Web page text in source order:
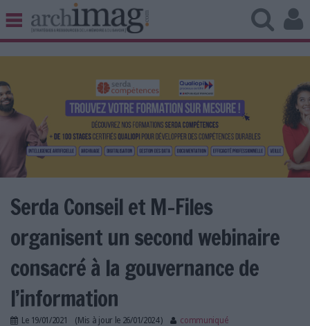
BIBLIOTHÈQUE ÉDITION
UNIVERS DATA
TRAVAIL COLLABORATIF
VIE NUMÉRIQUE
NUMÉRIQUE RESPONSABLE
LES NEWSLETTERS
LE MAGAZINE
LES GUIDES PRATIQUES
Serda Conseil et M-Files
organisent un second webinaire
consacré à la gouvernance de
l’information
Le 19/01/2021 (Mis à jour le 26/01/2024) communiqué